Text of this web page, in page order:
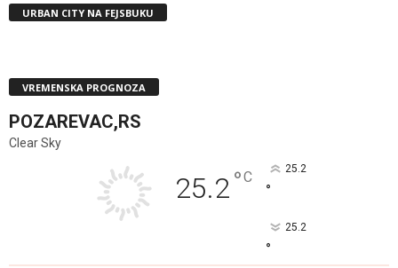
URBAN CITY NA FEJSBUKU
VREMENSKA PROGNOZA
POZAREVAC,RS
Clear Sky
25.2°C 25.2
°
25.2
°